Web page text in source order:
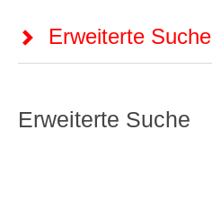
Erweiterte Suche
Erweiterte Suche